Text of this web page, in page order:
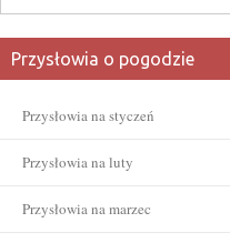
Przysłowia o pogodzie
Przysłowia na styczeń
Przysłowia na luty
Przysłowia na marzec